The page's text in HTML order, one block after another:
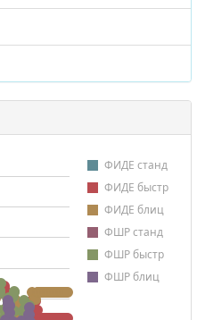
ФИДЕ станд
ФИДЕ быстр
ФИДЕ блиц
ФШР станд
ФШР быстр
ФШР блиц